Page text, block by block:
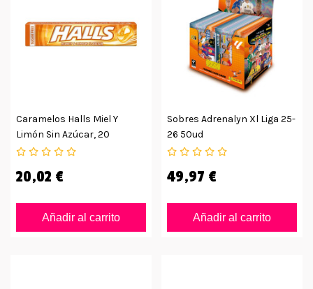
Caramelos Halls Miel Y
Limón Sin Azúcar, 20
Unidades
20,02 €
Añadir al carrito
Sobres Adrenalyn Xl Liga 25-
26 50ud
49,97 €
Añadir al carrito